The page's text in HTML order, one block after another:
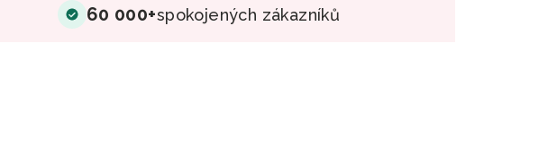
60 000+spokojených zákazníků